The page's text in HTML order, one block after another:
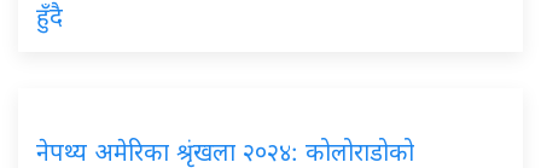
हुँदै
नेपथ्य अमेरिका श्रृंखला २०२४: कोलोराडोको